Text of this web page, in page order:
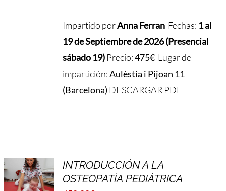
Impartido porAnnaFerran Fechas: 1 al
19 de Septiembre de 2026 (Presencial
sábado 19) Precio:475€ Lugar de
impartición:Aulèstia i Pijoan 11
(Barcelona) DESCARGAR PDF
INTRODUCCIÓN A LA
OSTEOPATÍA PEDIÁTRICA